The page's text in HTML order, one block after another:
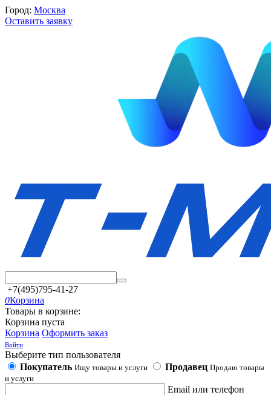
Город: Москва
Оставить заявку
+7(495)795-41-27
0Корзина
Товары в корзине:
Корзина пуста
Корзина Оформить заказ
Войти
Выберите тип пользователя
Покупатель Ищу товары и услуги Продавец Продаю товары
и услуги
Email или телефон